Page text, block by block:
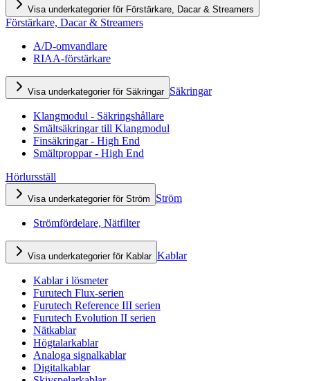
Visa underkategorier för Förstärkare, Dacar & Streamers
Förstärkare, Dacar & Streamers
A/D-omvandlare
RIAA-förstärkare
Visa underkategorier för Säkringar Säkringar
Klangmodul - Säkringshållare
Smältsäkringar till Klangmodul
Finsäkringar - High End
Smältproppar - High End
Hörlursställ
Visa underkategorier för Ström Ström
Strömfördelare, Nätfilter
Visa underkategorier för Kablar Kablar
Kablar i lösmeter
Furutech Flux-serien
Furutech Reference III serien
Furutech Evolution II serien
Nätkablar
Högtalarkablar
Analoga signalkablar
Digitalkablar